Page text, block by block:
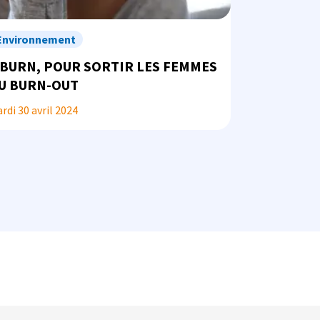
POUR SORTIR LES FEMMES
BURN-OUT
30 avril 2024